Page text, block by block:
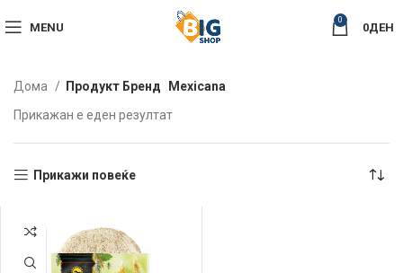
MENU
0
0ДЕН
Дома Продукт Бренд
Mexicana
Прикажан е еден резултат
Прикажи повеќе